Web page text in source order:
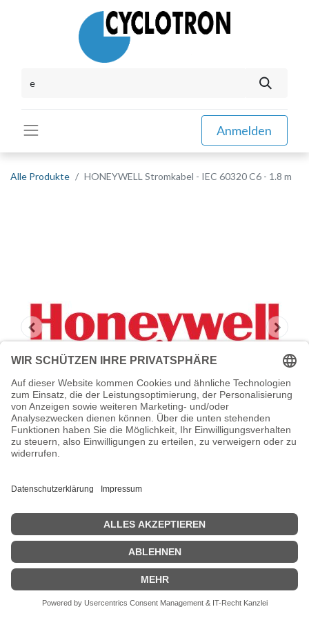
Anmelden
Alle Produkte HONEYWELL Stromkabel - IEC 60320 C6 - 1.8 m
- 1.8 m
Honeywell - Stromkabel - IEC 60320 C6 - 1.8 m - Schwarz - Schweiz
Zeige Preise inklusiv MwSt. (Brutto)
23,55€ inkl. MwSt.